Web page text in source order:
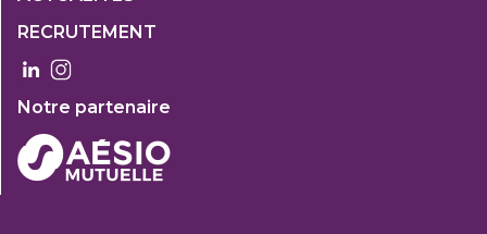
Col
3
RECRUTEMENT
Notre partenaire